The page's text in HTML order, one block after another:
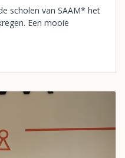
scholen van SAAM* het
Een mooie